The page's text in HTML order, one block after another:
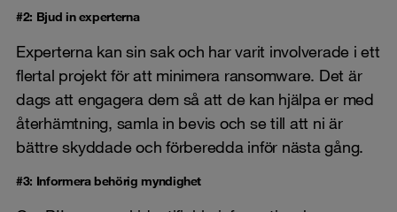
#2: Bjud in experterna
Experterna kan sin sak och har varit involverade i ett
flertal projekt för att minimera ransomware. Det är
dags att engagera dem så att de kan hjälpa er med
återhämtning, samla in bevis och se till att ni är
bättre skyddade och förberedda inför nästa gång.
#3: Informera behörig myndighet